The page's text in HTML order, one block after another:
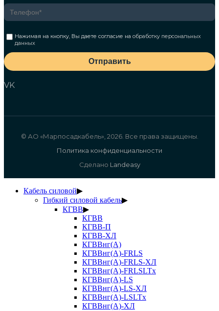
Нажимая на кнопку, Вы даете согласие наобработку персональных
данных
Отправить
VK
© АО «Марпосадкабель», 2026. Все права защищены.
Политика конфиденциальности
Сделано Landeasy
Кабель силовой▶
Гибкий силовой кабель▶
КГВВ▶
КГВВ
КГВВ-П
КГВВ-ХЛ
КГВВнг(А)
КГВВнг(А)-FRLS
КГВВнг(А)-FRLS-ХЛ
КГВВнг(А)-FRLSLTx
КГВВнг(А)-LS
КГВВнг(А)-LS-ХЛ
КГВВнг(А)-LSLTx
КГВВнг(А)-ХЛ